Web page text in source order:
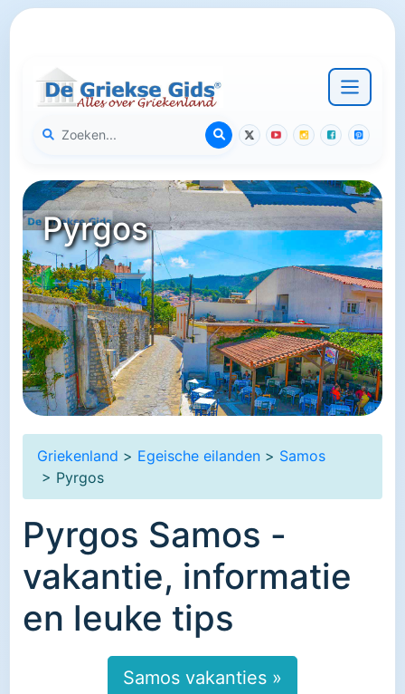
Pyrgos
Griekenland > Egeische eilanden > Samos
> Pyrgos
Pyrgos Samos -
vakantie, informatie
en leuke tips
Samos vakanties »